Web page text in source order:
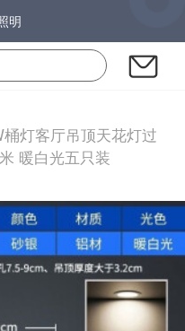
明
灯客厅吊顶天花灯过
暖白光五只装